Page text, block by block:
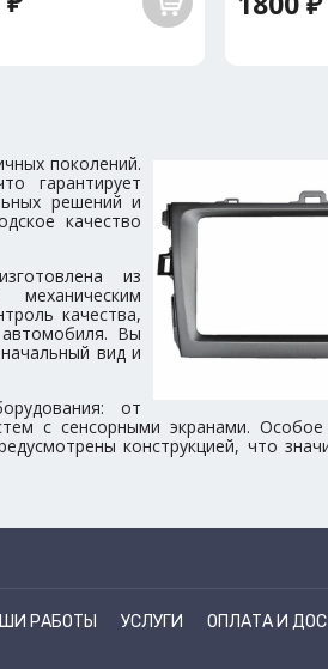
поколений.
гарантирует
решений и
качество
из
качества,
Вы
вид и
от
с сенсорными экранами.
конструкцией, что
РАБОТЫ УСЛУГИ ОПЛАТА И